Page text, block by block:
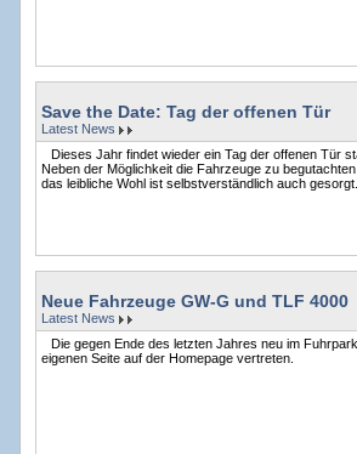
Save the Date: Tag der offenen Tür
Latest News
Dieses Jahr findet wieder ein Tag der offenen Tür
Neben der Möglichkeit die Fahrzeuge zu
das leibliche Wohl ist selbstverständlich auch gesorgt.
Neue Fahrzeuge GW-G und TLF 4000
Latest News
Die gegen Ende des letzten Jahres neu im
eigenen Seite auf der Homepage vertreten.